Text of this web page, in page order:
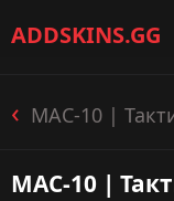
ADDSKINS.GG
Пистолеты-пулемёты
Перчатки
MAC-10 |
MAC-10 |